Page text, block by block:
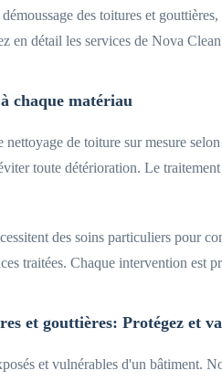
des toitures et
en détail les services de Nova
chaque matériau
de toiture sur mesure
toute détérioration. Le
des soins particuliers pour
traitées. Chaque intervention est
et gouttières: Protégez et
et vulnérables d'un bâtiment.